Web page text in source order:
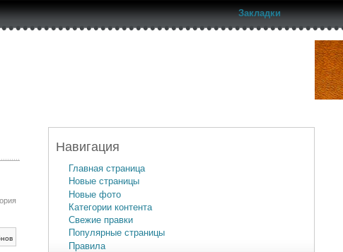
Закладки
Навигация
Главная страница
Новые страницы
Новые фото
Категории контента
Свежие правки
Популярные страницы
Правила